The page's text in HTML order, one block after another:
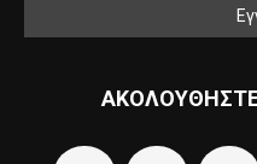
ΑΚΟΛΟΥΘΗΣΤΕ